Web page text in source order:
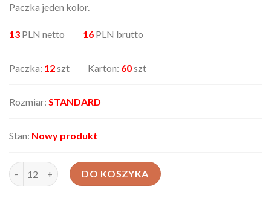
Paczka jeden kolor.
13 PLN netto 16 PLN brutto
Paczka: 12szt Karton: 60szt
Rozmiar: STANDARD
Stan: Nowy produkt
ilość Spodnie damskie AX-9019-75
DO KOSZYKA